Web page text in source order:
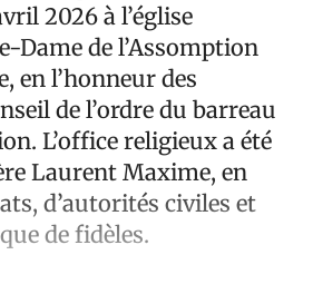
2026 à l’église
Dame de l’Assomption
en l’honneur des
de l’ordre du barreau
L’office religieux a été
Laurent Maxime, en
d’autorités civiles et
de fidèles.